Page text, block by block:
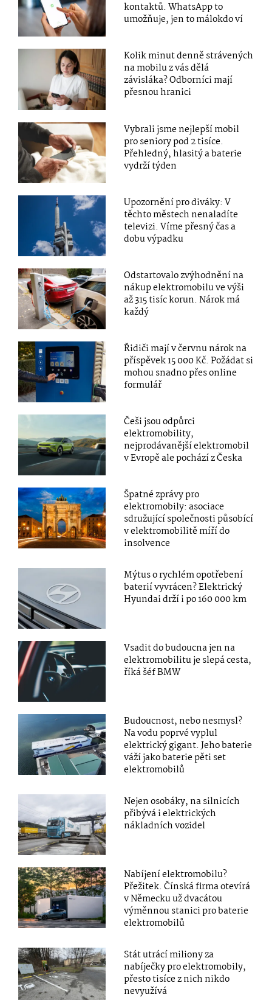
kontaktů. WhatsApp to
umožňuje, jen to málokdo ví
Kolik minut denně strávených
na mobilu z vás dělá
závisláka? Odborníci mají
přesnou hranici
Vybrali jsme nejlepší mobil
pro seniory pod 2 tisíce.
Přehledný, hlasitý a baterie
vydrží týden
Upozornění pro diváky: V
těchto městech nenaladíte
televizi. Víme přesný čas a
dobu výpadku
Odstartovalo zvýhodnění na
nákup elektromobilu ve výši
až 315 tisíc korun. Nárok má
každý
Řidiči mají v červnu nárok na
příspěvek 15 000 Kč. Požádat si
mohou snadno přes online
formulář
Češi jsou odpůrci
elektromobility,
nejprodávanější elektromobil
v Evropě ale pochází z Česka
Špatné zprávy pro
elektromobily: asociace
sdružující společnosti působící
v elektromobilitě míří do
insolvence
Mýtus o rychlém opotřebení
baterií vyvrácen? Elektrický
Hyundai drží i po 160 000 km
Vsadit do budoucna jen na
elektromobilitu je slepá cesta,
říká šéf BMW
Budoucnost, nebo nesmysl?
Na vodu poprvé vyplul
elektrický gigant. Jeho baterie
váží jako baterie pěti set
elektromobilů
Nejen osobáky, na silnicích
přibývá i elektrických
nákladních vozidel
Nabíjení elektromobilu?
Přežitek. Čínská firma otevírá
v Německu už dvacátou
výměnnou stanici pro baterie
elektromobilů
Stát utrácí miliony za
nabíječky pro elektromobily,
přesto tisíce z nich nikdo
nevyužívá